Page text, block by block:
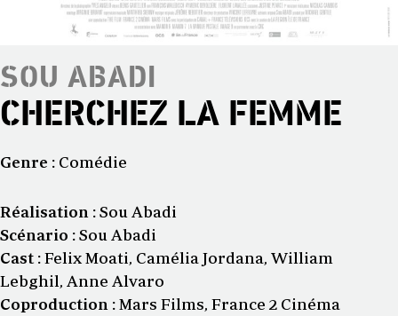
SOU ABADI
CHERCHEZ LA FEMME
Genre : Comédie
Réalisation :Sou Abadi
Scénario :Sou Abadi
Cast :Felix Moati, Camélia Jordana, William
Lebghil, Anne Alvaro
Coproduction :Mars Films, France 2 Cinéma